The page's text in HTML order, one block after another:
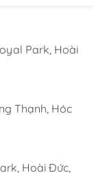
Park, Hoài
Thạnh, Hóc
Hoài Đức,